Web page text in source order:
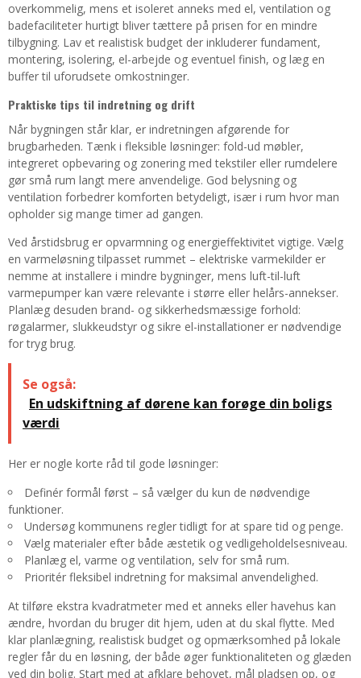
overkommelig, mens et isoleret anneks med el, ventilation og
badefaciliteter hurtigt bliver tættere på prisen for en mindre
tilbygning. Lav et realistisk budget der inkluderer fundament,
montering, isolering, el-arbejde og eventuel finish, og læg en
buffer til uforudsete omkostninger.
Praktiske tips til indretning og drift
Når bygningen står klar, er indretningen afgørende for
brugbarheden. Tænk i fleksible løsninger: fold-ud møbler,
integreret opbevaring og zonering med tekstiler eller rumdelere
gør små rum langt mere anvendelige. God belysning og
ventilation forbedrer komforten betydeligt, især i rum hvor man
opholder sig mange timer ad gangen.
Ved årstidsbrug er opvarmning og energieffektivitet vigtige. Vælg
en varmeløsning tilpasset rummet – elektriske varmekilder er
nemme at installere i mindre bygninger, mens luft-til-luft
varmepumper kan være relevante i større eller helårs-annekser.
Planlæg desuden brand- og sikkerhedsmæssige forhold:
røgalarmer, slukkeudstyr og sikre el-installationer er nødvendige
for tryg brug.
Se også:
En udskiftning af dørene kan forøge din boligs
værdi
Her er nogle korte råd til gode løsninger:
Definér formål først – så vælger du kun de nødvendige
funktioner.
Undersøg kommunens regler tidligt for at spare tid og penge.
Vælg materialer efter både æstetik og vedligeholdelsesniveau.
Planlæg el, varme og ventilation, selv for små rum.
Prioritér fleksibel indretning for maksimal anvendelighed.
At tilføre ekstra kvadratmeter med et anneks eller havehus kan
ændre, hvordan du bruger dit hjem, uden at du skal flytte. Med
klar planlægning, realistisk budget og opmærksomhed på lokale
regler får du en løsning, der både øger funktionaliteten og glæden
ved din bolig. Start med at afklare behovet, mål pladsen op, og